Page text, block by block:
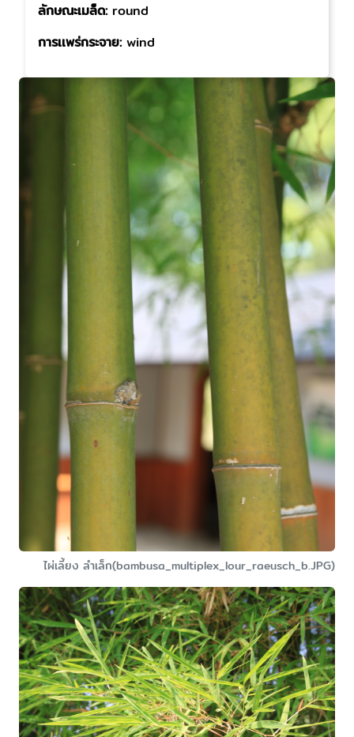
ลักษณะเมล็ด: round
การเเพร่กระจาย: wind
ไผ่เลี้ยง ลำเล็ก(bambusa_multiplex_lour_raeusch_b.JPG)